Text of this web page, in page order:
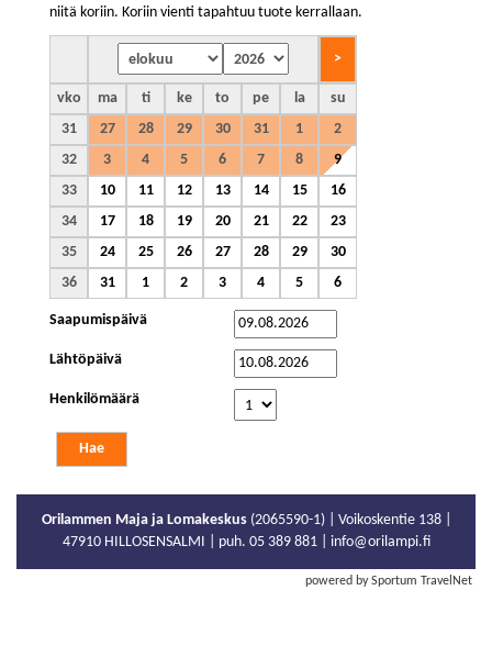
niitä koriin. Koriin vienti tapahtuu tuote kerrallaan.
vko ma ti ke to pe la
su
31
27 28 29 30 31 1
2
32
3 4 5 6 7 8
9
33
10 11 12 13 14 15
16
34
17 18 19 20 21 22
23
35
24 25 26 27 28 29
30
36
31 1 2 3 4 5 6
Saapumispäivä
Lähtöpäivä
Henkilömäärä
Orilammen Maja ja Lomakeskus(2065590-1) | Voikoskentie 138 |
47910 HILLOSENSALMI | puh. 05 389 881 | info@orilampi.fi
powered by Sportum TravelNet